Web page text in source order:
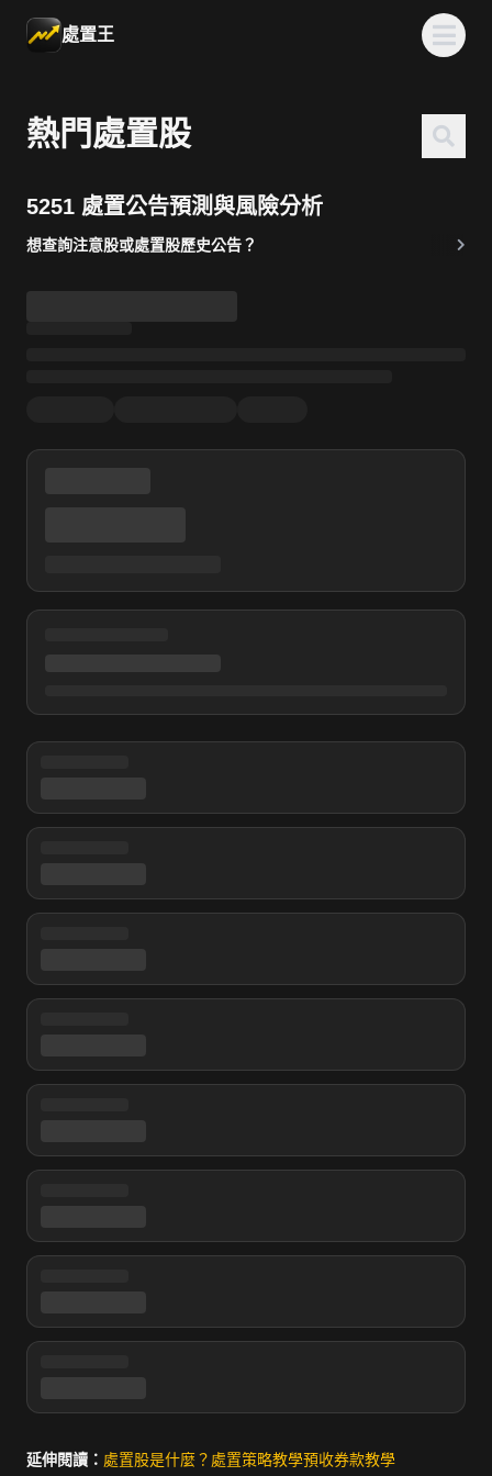
處置王
熱門處置股
5251 處置公告預測與風險分析
想查詢注意股或處置股歷史公告？
延伸閱讀： 處置股是什麼？ 處置策略教學預收券款教學